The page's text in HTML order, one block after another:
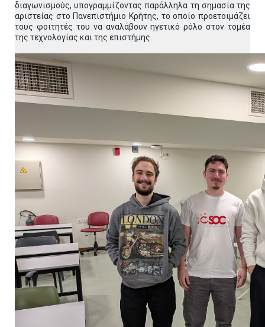
διαγωνισμούς, υπογραμμίζοντας παράλληλα τη σημασία της
αριστείας στο Πανεπιστήμιο Κρήτης, το οποίο προετοιμάζει
τους φοιτητές του να αναλάβουν ηγετικό ρόλο στον τομέα
της τεχνολογίας και της επιστήμης.